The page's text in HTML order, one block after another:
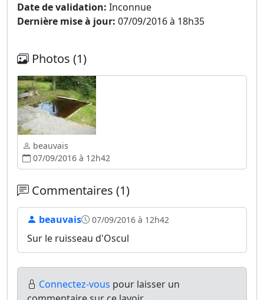
Date de validation: Inconnue
Dernière mise à jour: 07/09/2016 à 18h35
Photos (1)
beauvais
07/09/2016 à 12h42
Commentaires (1)
beauvais 07/09/2016 à 12h42
Sur le ruisseau d'Oscul
Connectez-vous pour laisser un